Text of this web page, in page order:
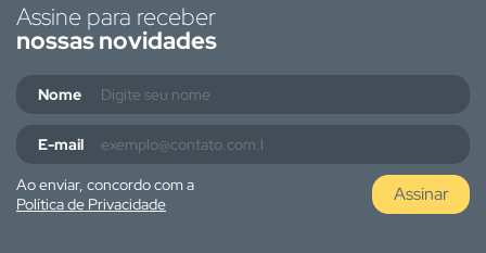
Assine para receber
nossas novidades
Nome
E-mail
Ao enviar, concordo com a
Política de Privacidade
Assinar